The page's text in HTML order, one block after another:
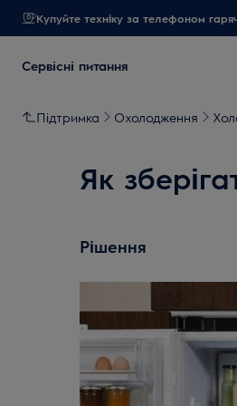
Купуйте техніку за телефоном
Сервісні питання
Підтримка Охолодження
Як
Рішення